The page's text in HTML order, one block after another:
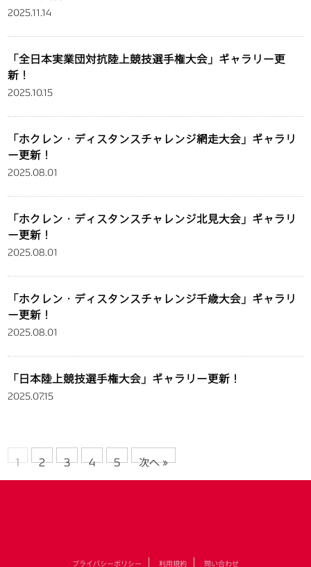
2025.11.14
「全日本実業団対抗陸上競技選手権大会」ギャラリー更
新！
2025.10.15
「ホクレン・ディスタンスチャレンジ網走大会」ギャラリ
ー更新！
2025.08.01
「ホクレン・ディスタンスチャレンジ北見大会」ギャラリ
ー更新！
2025.08.01
「ホクレン・ディスタンスチャレンジ千歳大会」ギャラリ
ー更新！
2025.08.01
「日本陸上競技選手権大会」ギャラリー更新！
2025.07.15
1 2 3 4 5 次へ »
プライバシーポリシー 利用規約 問い合わせ